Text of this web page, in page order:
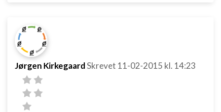
Jørgen KirkegaardSkrevet 11-02-2015 kl. 14:23